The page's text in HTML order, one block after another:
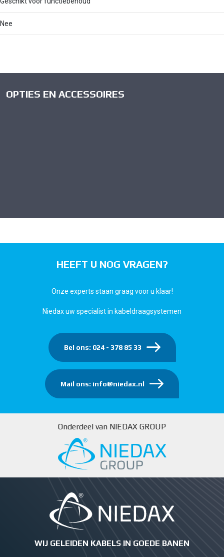
Nee
OPTIES EN ACCESSOIRES
HEEFT U NOG VRAGEN?
Onze experts staan graag voor u klaar!
Niedax uw specialist in kabeldraagsystemen
Bel ons: 024 - 378 85 33
Mail ons: info@niedax.nl
Onderdeel van NIEDAX GROUP
WIJ GELEIDEN KABELS IN GOEDE BANEN